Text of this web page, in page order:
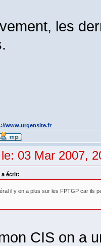
les
www.urgensite.fr
03 Mar 2007,
a écrit:
il y en a plus sur les FPTGP car ils
CIS on a